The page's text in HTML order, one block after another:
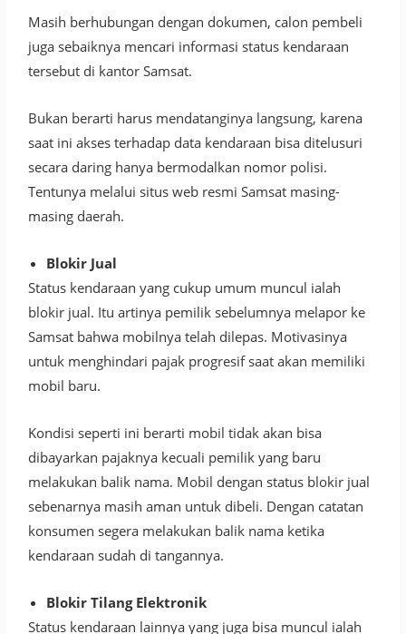
Masih berhubungan dengan dokumen, calon pembeli
juga sebaiknya mencari informasi status kendaraan
tersebut di kantor Samsat.
Bukan berarti harus mendatanginya langsung, karena
saat ini akses terhadap data kendaraan bisa ditelusuri
secara daring hanya bermodalkan nomor polisi.
Tentunya melalui situs web resmi Samsat masing-
masing daerah.
Blokir Jual
Status kendaraan yang cukup umum muncul ialah
blokir jual. Itu artinya pemilik sebelumnya melapor ke
Samsat bahwa mobilnya telah dilepas. Motivasinya
untuk menghindari pajak progresif saat akan memiliki
mobil baru.
Kondisi seperti ini berarti mobil tidak akan bisa
dibayarkan pajaknya kecuali pemilik yang baru
melakukan balik nama. Mobil dengan status blokir jual
sebenarnya masih aman untuk dibeli. Dengan catatan
konsumen segera melakukan balik nama ketika
kendaraan sudah di tangannya.
Blokir Tilang Elektronik
Status kendaraan lainnya yang juga bisa muncul ialah